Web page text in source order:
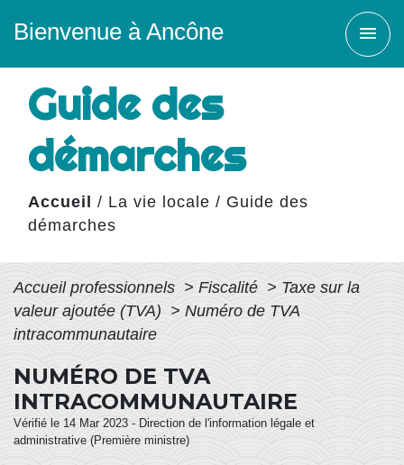
Bienvenue à Ancône menu
Guide des
démarches
Accueil / La vie locale / Guide des
démarches
Accueil professionnels > Fiscalité > Taxe sur la
valeur ajoutée (TVA) > Numéro de TVA
intracommunautaire
NUMÉRO DE TVA
INTRACOMMUNAUTAIRE
Vérifié le 14 Mar 2023 - Direction de l'information légale et
administrative (Première ministre)